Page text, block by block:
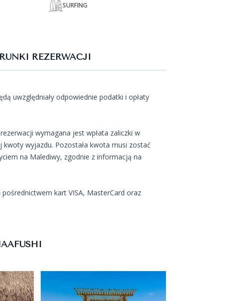
SURFING
REZERWACJI
uwzględniały odpowiednie podatki i opłaty
wymagana jest wpłata zaliczki w
kwoty wyjazdu. Pozostała kwota musi zostać
na Malediwy, zgodnie z informacją na
kart VISA, MasterCard oraz